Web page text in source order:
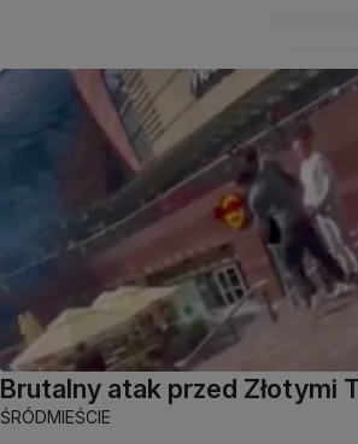
Brutalny atak przed Złotymi
ŚRÓDMIEŚCIE